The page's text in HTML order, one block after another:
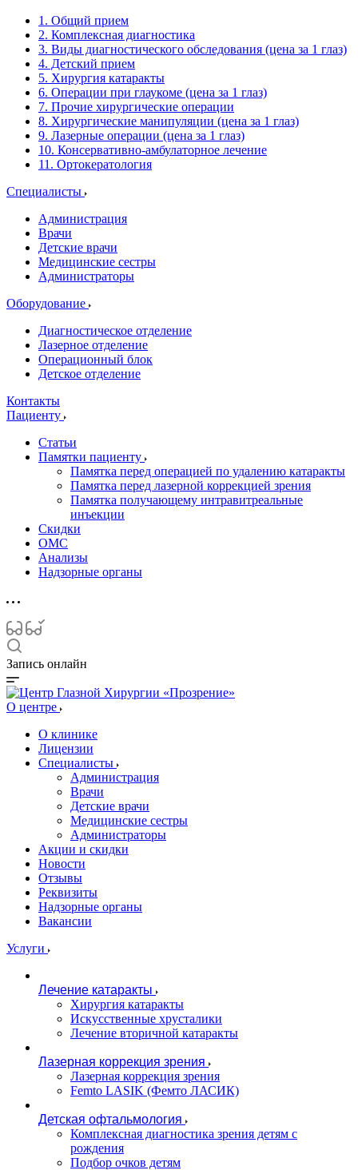
1. Общий прием
2. Комплексная диагностика
3. Виды диагностического обследования (цена за 1 глаз)
4. Детский прием
5. Хирургия катаракты
6. Операции при глаукоме (цена за 1 глаз)
7. Прочие хирургические операции
8. Хирургические манипуляции (цена за 1 глаз)
9. Лазерные операции (цена за 1 глаз)
10. Консервативно-амбулаторное лечение
11. Ортокератология
Специалисты
Администрация
Врачи
Детские врачи
Медицинские сестры
Администраторы
Оборудование
Диагностическое отделение
Лазерное отделение
Операционный блок
Детское отделение
Контакты
Пациенту
Статьи
Памятки пациенту
Памятка перед операцией по удалению катаракты
Памятка перед лазерной коррекцией зрения
Памятка получающему интравитреальные
инъекции
Скидки
ОМС
Анализы
Надзорные органы
Запись онлайн
О центре
О клинике
Лицензии
Специалисты
Администрация
Врачи
Детские врачи
Медицинские сестры
Администраторы
Акции и скидки
Новости
Отзывы
Реквизиты
Надзорные органы
Вакансии
Услуги
Лечение катаракты
Хирургия катаракты
Искусственные хрусталики
Лечение вторичной катаракты
Лазерная коррекция зрения
Лазерная коррекция зрения
Femto LASIK (Фемто ЛАСИК)
Детская офтальмология
Комплексная диагностика зрения детям c
рождения
Подбор очков детям